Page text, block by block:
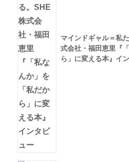
マインドギャル＝私
式会社・福田恵里『
ら」に変える本』イ